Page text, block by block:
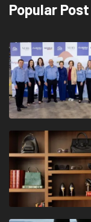
Popular Post